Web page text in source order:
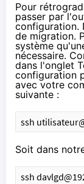
Pour
passer par
configuration.
de migration.
système
nécessaire.
dans l'onglet
configuration
avec votre
suivante :
ssh
Soit dans
ssh